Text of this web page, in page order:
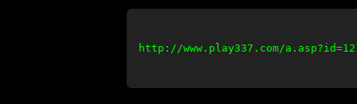
http://www.play337.com/